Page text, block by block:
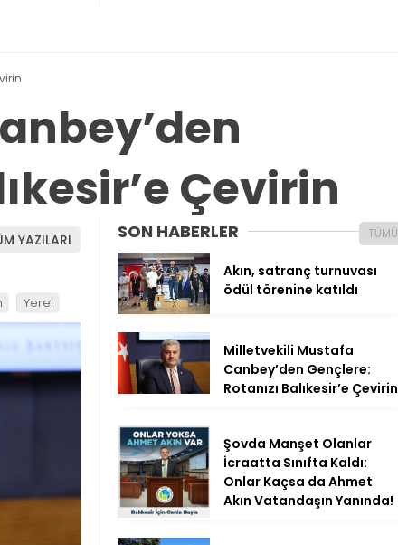
Çevirin
YAZILARI
Yerel
SON HABERLER TÜMÜ
Akın, satranç turnuvası
ödül törenine katıldı
Milletvekili Mustafa
Canbey’den Gençlere:
Rotanızı Balıkesir’e Çevirin
Şovda Manşet Olanlar
İcraatta Sınıfta Kaldı:
Onlar Kaçsa da Ahmet
Akın Vatandaşın Yanında!